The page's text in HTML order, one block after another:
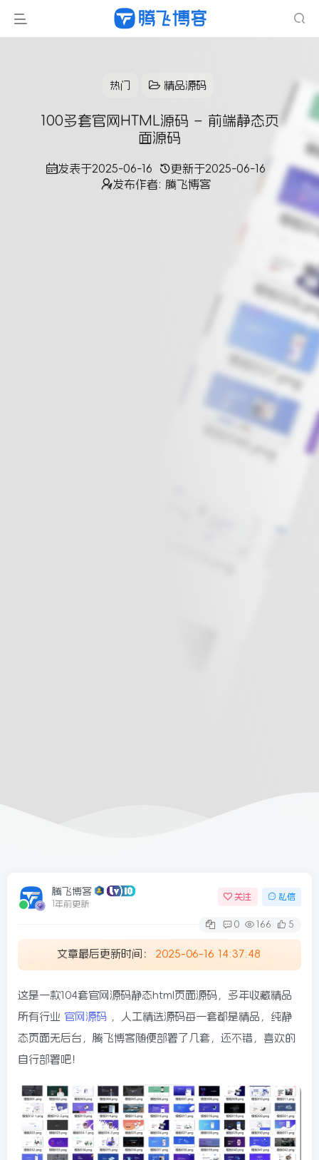
热门 精品源码
100多套官网HTML源码 – 前端静态页
面源码
发表于2025-06-16 更新于2025-06-16
发布作者: 腾飞博客
腾飞博客
1年前更新
关注 私信
0 166 5
文章最后更新时间： 2025-06-16 14:37:48
这是一款104套官网源码静态html页面源码，多年收藏精品
所有行业 官网源码 ，人工精选源码每一套都是精品，纯静
态页面无后台，腾飞博客随便部署了几套，还不错，喜欢的
自行部署吧！